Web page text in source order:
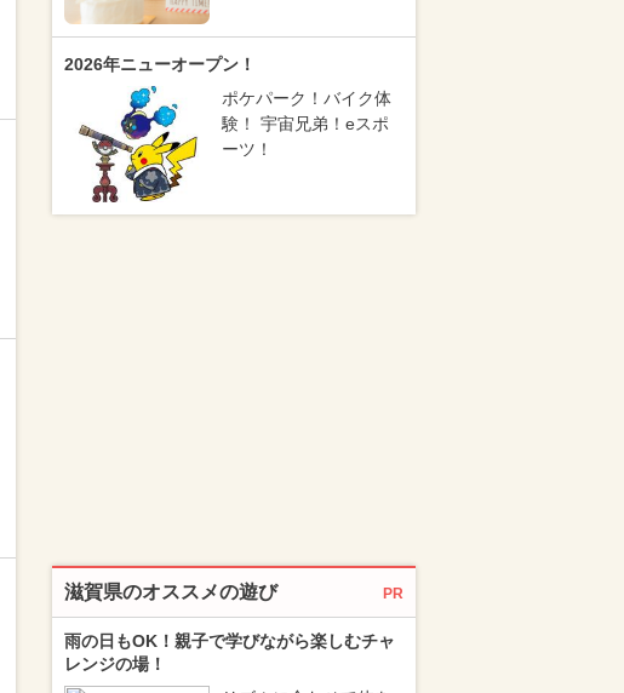
2026年ニューオープン！
ポケパーク！バイク体
験！ 宇宙兄弟！eスポ
ーツ！
滋賀県のオススメの遊び PR
雨の日もOK！親子で学びながら楽しむチャ
レンジの場！